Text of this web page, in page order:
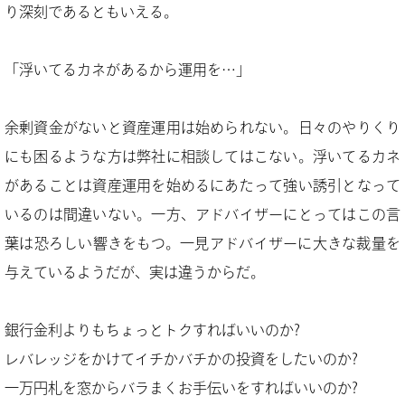
り深刻であるともいえる。
「浮いてるカネがあるから運用を…」
余剰資金がないと資産運用は始められない。日々のやりくり
にも困るような方は弊社に相談してはこない。浮いてるカネ
があることは資産運用を始めるにあたって強い誘引となって
いるのは間違いない。一方、アドバイザーにとってはこの言
葉は恐ろしい響きをもつ。一見アドバイザーに大きな裁量を
与えているようだが、実は違うからだ。
銀行金利よりもちょっとトクすればいいのか?
レバレッジをかけてイチかバチかの投資をしたいのか?
一万円札を窓からバラまくお手伝いをすればいいのか?